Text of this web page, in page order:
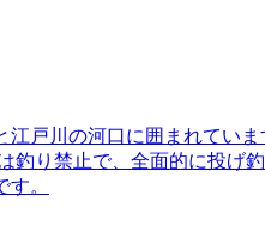
戸川の河口に囲まれてい
釣り禁止で、全面的に投げ
。